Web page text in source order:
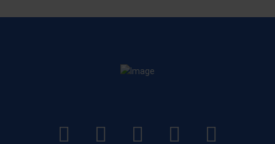
LinkedInInstagramFacebook
YouTube